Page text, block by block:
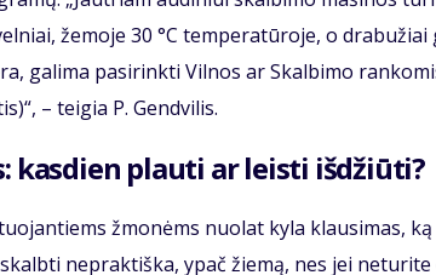
žemoje 30 °C temperatūroje, o
galima pasirinkti Vilnos ar Skalbimo
– teigia P. Gendvilis.
kasdien plauti ar leisti išdžiūti?
žmonėms nuolat kyla klausimas,
nepraktiška, ypač žiemą, nes jei